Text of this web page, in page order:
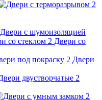
Двери с шумоизоляцией
Двери со
Двери